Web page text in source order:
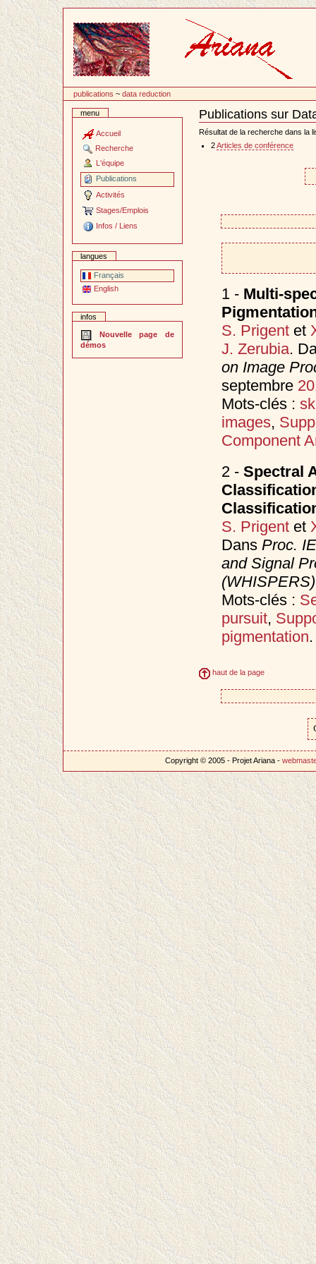
contenu
publications ~data reduction
menu
Accueil
Recherche
L'équipe
Publications
Activités
Stages/Emplois
Infos / Liens
langues
Français
English
infos
Nouvelle page de
démos
Publications sur
Document
Actions
Résultat de la recherche dans la
2Articles de conférence
1 - Multi-
S. Prigentet
J. Zerubia.
on Image
septembre
Mots-clés :
images,
Component
2 - Spectral
S. Prigentet
Dans Proc.
and Signal
(WHISPERS)
Mots-clés :
pursuit,
pigmentation.
haut de la page
Copyright © 2005 - Projet Ariana -